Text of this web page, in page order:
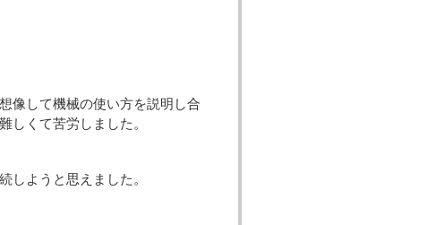
像して機械の使い方を説明し合
しくて苦労しました。
しようと思えました。